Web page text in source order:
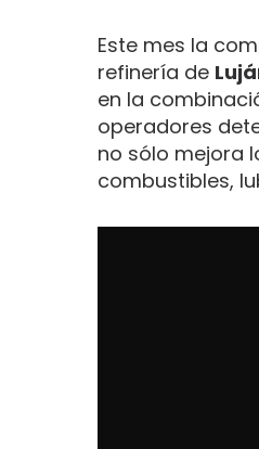
Este mes la
refinería de
en la
operadores
no sólo mejora
combustibles,